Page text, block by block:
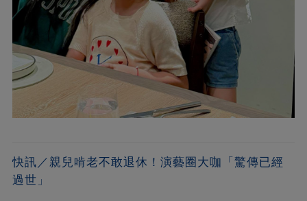
快訊／親兒啃老不敢退休！演藝圈大咖「驚傳已經
過世」